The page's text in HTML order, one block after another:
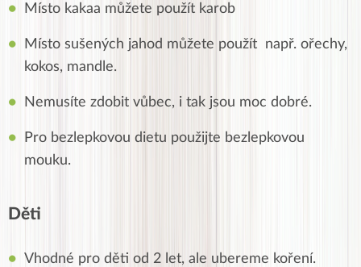
Místo kakaa můžete použít karob
Místo sušených jahod můžete použít např. ořechy,
kokos, mandle.
Nemusíte zdobit vůbec, i tak jsou moc dobré.
Pro bezlepkovou dietu použijte bezlepkovou
mouku.
Děti
Vhodné pro děti od 2 let, ale ubereme koření.